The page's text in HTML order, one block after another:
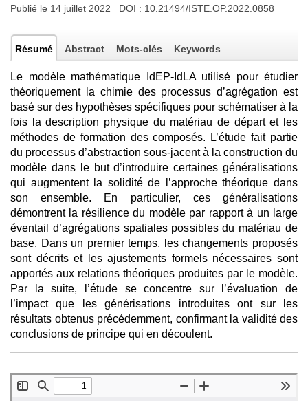
Publié le 14 juillet 2022 DOI : 10.21494/ISTE.OP.2022.0858
Résumé Abstract Mots-clés Keywords
Le modèle mathématique IdEP-IdLA utilisé pour étudier
théoriquement la chimie des processus d’agrégation est
basé sur des hypothèses spécifiques pour schématiser à la
fois la description physique du matériau de départ et les
méthodes de formation des composés. L’étude fait partie
du processus d’abstraction sous-jacent à la construction du
modèle dans le but d’introduire certaines généralisations
qui augmentent la solidité de l’approche théorique dans
son ensemble. En particulier, ces généralisations
démontrent la résilience du modèle par rapport à un large
éventail d’agrégations spatiales possibles du matériau de
base. Dans un premier temps, les changements proposés
sont décrits et les ajustements formels nécessaires sont
apportés aux relations théoriques produites par le modèle.
Par la suite, l’étude se concentre sur l’évaluation de
l’impact que les générisations introduites ont sur les
résultats obtenus précédemment, confirmant la validité des
conclusions de principe qui en découlent.